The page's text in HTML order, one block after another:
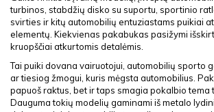
turbinos, stabdžių disko su suportu, sportinio
svirties ir kitų automobilių entuziastams puikiai
elementų. Kiekvienas pakabukas pasižymi
kruopščiai atkurtomis detalėmis.
Tai puiki dovana vairuotojui, automobilių sporto
ar tiesiog žmogui, kuris mėgsta automobilius.
papuoš raktus, bet ir taps smagia pokalbio tema
Dauguma tokių modelių gaminami iš metalo